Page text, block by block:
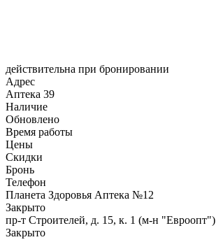
действительна при бронировании
Адрес
Аптека 39
Наличие
Обновлено
Время работы
Цены
Скидки
Бронь
Телефон
Планета Здоровья Аптека №12
Закрыто
пр-т Строителей, д. 15, к. 1 (м-н "Евроопт")
Закрыто